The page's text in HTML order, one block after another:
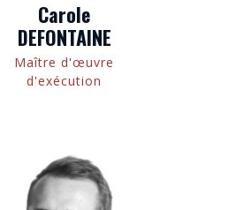
Carole
DEFONTAINE
Maître d'œuvre
d'exécution